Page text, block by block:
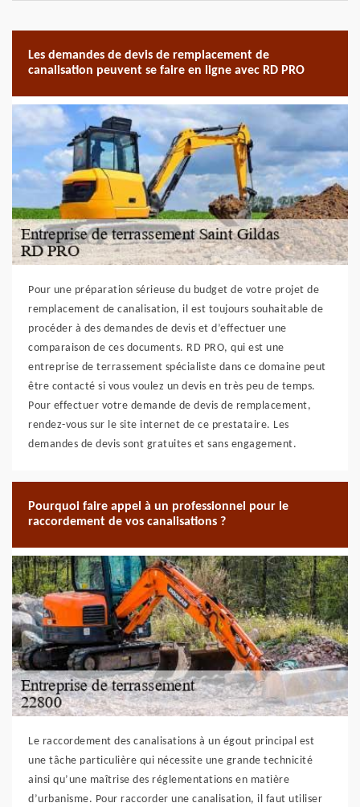
Les demandes de devis de remplacement de
canalisation peuvent se faire en ligne avec RD PRO
Pour une préparation sérieuse du budget de votre projet de
remplacement de canalisation, il est toujours souhaitable de
procéder à des demandes de devis et d’effectuer une
comparaison de ces documents. RD PRO, qui est une
entreprise de terrassement spécialiste dans ce domaine peut
être contacté si vous voulez un devis en très peu de temps.
Pour effectuer votre demande de devis de remplacement,
rendez-vous sur le site internet de ce prestataire. Les
demandes de devis sont gratuites et sans engagement.
Pourquoi faire appel à un professionnel pour le
raccordement de vos canalisations ?
Le raccordement des canalisations à un égout principal est
une tâche particulière qui nécessite une grande technicité
ainsi qu’une maîtrise des réglementations en matière
d’urbanisme. Pour raccorder une canalisation, il faut utiliser